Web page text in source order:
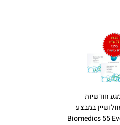
חודשיות
במבצע
Biomedics 55